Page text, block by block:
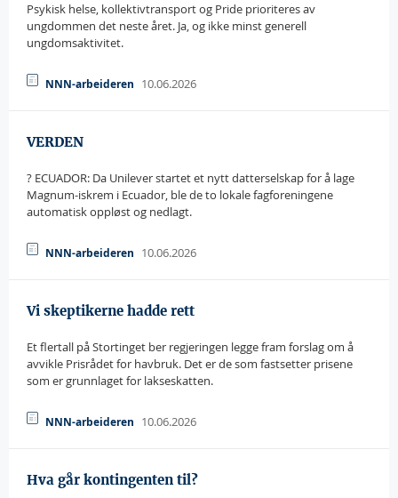
Psykisk helse, kollektivtransport og Pride prioriteres av
ungdommen det neste året. Ja, og ikke minst generell
ungdomsaktivitet.
NNN-arbeideren 10.06.2026
VERDEN
? ECUADOR: Da Unilever startet et nytt datterselskap for å lage
Magnum-iskrem i Ecuador, ble de to lokale fagforeningene
automatisk oppløst og nedlagt.
NNN-arbeideren 10.06.2026
Vi skeptikerne hadde rett
Et flertall på Stortinget ber regjeringen legge fram forslag om å
avvikle Prisrådet for havbruk. Det er de som fastsetter prisene
som er grunnlaget for lakseskatten.
NNN-arbeideren 10.06.2026
Hva går kontingenten til?